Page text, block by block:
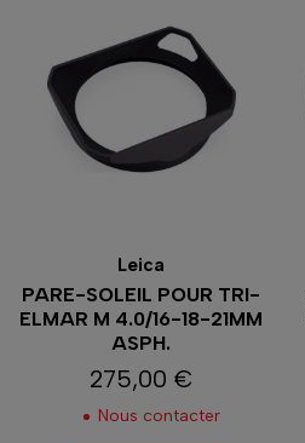
Leica
PARE-SOLEIL POUR TRI-
ELMAR M 4.0/16-18-21MM
ASPH.
Prix
275,00 €
Nous contacter